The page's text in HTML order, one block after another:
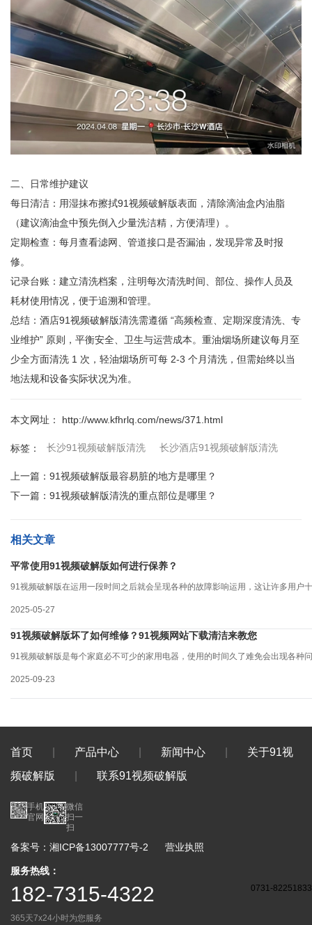
二、日常维护建议
每日清洁：用湿抹布擦拭91视频破解版表面，清除滴油盒内油脂
（建议滴油盒中预先倒入少量洗洁精，方便清理）。
定期检查：每月查看滤网、管道接口是否漏油，发现异常及时报
修。
记录台账：建立清洗档案，注明每次清洗时间、部位、操作人员及
耗材使用情况，便于追溯和管理。
总结：酒店91视频破解版清洗需遵循 “高频检查、定期深度清洗、专
业维护” 原则，平衡安全、卫生与运营成本。重油烟场所建议每月至
少全方面清洗 1 次，轻油烟场所可每 2-3 个月清洗，但需始终以当
地法规和设备实际状况为准。
本文网址： http://www.kfhrlq.com/news/371.html
标签： 长沙91视频破解版清洗 长沙酒店91视频破解版清洗
上一篇： 91视频破解版最容易脏的地方是哪里？
下一篇： 91视频破解版清洗的重点部位是哪里？
相关文章
平常使用91视频破解版如何进行保养？
91视频破解版在运用一段时间之后就会呈现各种的故障影响运用，这让许多用
2025-05-27
91视频破解版坏了如何维修？91视频网站下载清洁来教您
91视频破解版是每个家庭必不可少的家用电器，使用的时间久了难免会出现各
2025-09-23
首页 产品中心 新闻中心
关于91视
频破解版
联系91视频破解版
手机
官网
微信
扫一
扫
备案号： 湘ICP备13007777号-2 营业执照
服务热线：
182-7315-4322
365天7x24小时为您服务
0731-82251833